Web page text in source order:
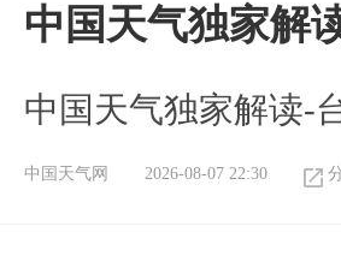
中国天气独家解
中国天气独家解读-
中国天气网 2026-08-07 22:30